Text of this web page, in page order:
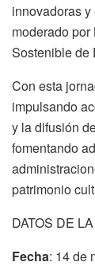
innovadoras
moderado
Sostenible de
Con esta
impulsando
y la difusión
fomentando
patrimonio
DATOS DE
Fecha: 14 de